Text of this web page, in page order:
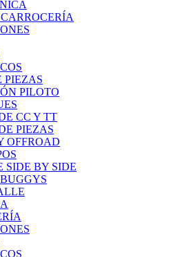
PIEZAS
PILOTO
CC Y TT
PIEZAS
OFFROAD
SIDE BY SIDE